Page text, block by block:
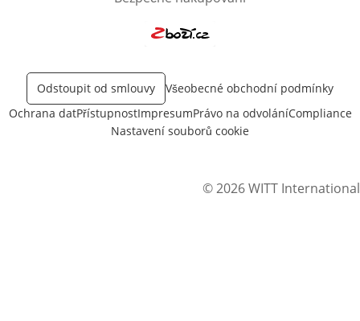
Odstoupit od smlouvy
Všeobecné obchodní podmínky
Ochrana datPřístupnostImpresumPrávo na odvoláníCompliance
Nastavení souborů cookie
© 2026 WITT International